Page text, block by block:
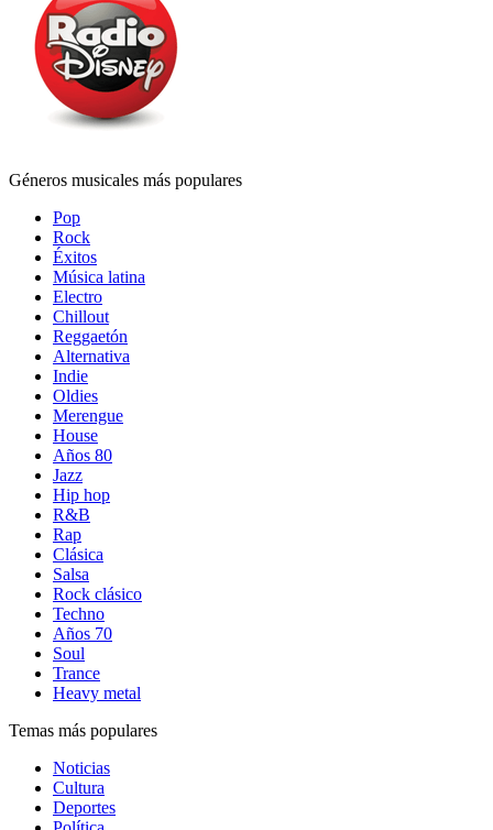
Géneros musicales más populares
Pop
Rock
Éxitos
Música latina
Electro
Chillout
Reggaetón
Alternativa
Indie
Oldies
Merengue
House
Años 80
Jazz
Hip hop
R&B
Rap
Clásica
Salsa
Rock clásico
Techno
Años 70
Soul
Trance
Heavy metal
Temas más populares
Noticias
Cultura
Deportes